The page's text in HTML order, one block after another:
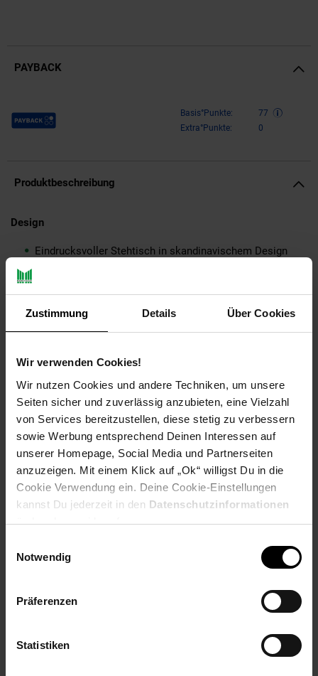
Zustimmung Details Über Cookies
Wir verwenden Cookies!
Wir nutzen Cookies und andere Techniken, um unsere
Seiten sicher und zuverlässig anzubieten, eine Vielzahl
von Services bereitzustellen, diese stetig zu verbessern
sowie Werbung entsprechend Deinen Interessen auf
unserer Homepage, Social Media und Partnerseiten
anzuzeigen. Mit einem Klick auf „Ok“ willigst Du in die
Cookie Verwendung ein. Deine Cookie-Einstellungen
kannst Du jederzeit in den Datenschutzinformationen
ändern bzw. widerrufen.
Notwendig
Präferenzen
Statistiken
PAYBACK
Payback Punkte Basis°Punkte:
77
Extra°Punkte:
0
Produktbeschreibung
Design
Eindrucksvoller Stehtisch in skandinavischem Design
Abmessungen
Breite: 60 cm
Tiefe: 60 cm
Boden bis Tischunterkante: 108 cm
Weitere Abmessungen finden Sie im Maßbild
Farbe
Tischplatte: Weiß
Gestell: Braun
Integrierte Fußablage für angenehmeres Stehen bzw.
Sitzen
Die Maximalbelastbarkeit des Tisches liegt bei 50 kg